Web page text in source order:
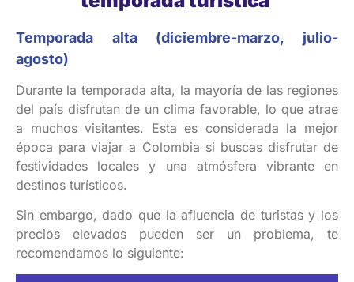
Temporada alta(diciembre-marzo, julio-
agosto)
Durante la temporada alta, la mayoría de las regiones
del país disfrutan de un clima favorable, lo que atrae
a muchos visitantes. Esta es considerada la mejor
época para viajar a Colombia si buscas disfrutar de
festividades locales y una atmósfera vibrante en
destinos turísticos.
Sin embargo, dado que la afluencia de turistas y los
precios elevados pueden ser un problema, te
recomendamos lo siguiente: